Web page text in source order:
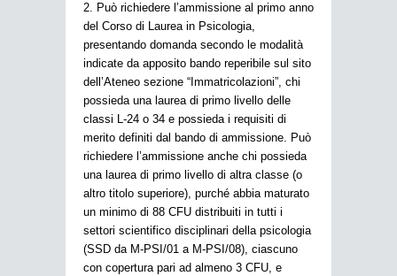
2. Può richiedere l’ammissione al primo anno
del Corso di Laurea in Psicologia,
presentando domanda secondo le modalità
indicate da apposito bando reperibile sul sito
dell’Ateneo sezione “Immatricolazioni”, chi
possieda una laurea di primo livello delle
classi L-24 o 34 e possieda i requisiti di
merito definiti dal bando di ammissione. Può
richiedere l’ammissione anche chi possieda
una laurea di primo livello di altra classe (o
altro titolo superiore), purché abbia maturato
un minimo di 88 CFU distribuiti in tutti i
settori scientifico disciplinari della psicologia
(SSD da M-PSI/01 a M-PSI/08), ciascuno
con copertura pari ad almeno 3 CFU, e